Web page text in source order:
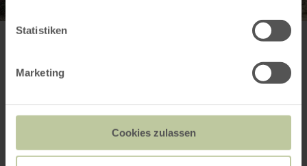
Statistiken
Marketing
Cookies zulassen
Weitere Infos
Termine